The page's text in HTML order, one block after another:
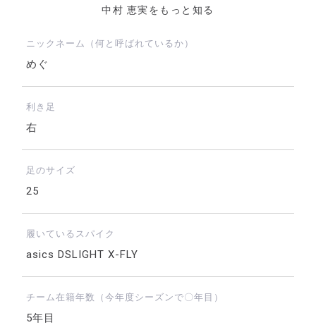
中村 恵実をもっと知る
ニックネーム（何と呼ばれているか）
めぐ
利き足
右
足のサイズ
25
履いているスパイク
asics DSLIGHT X-FLY
チーム在籍年数（今年度シーズンで〇年目）
5年目